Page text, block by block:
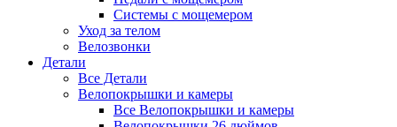
Системы с мощемером
Уход за телом
Велозвонки
Детали
Все Детали
Велопокрышки и камеры
Все Велопокрышки и камеры